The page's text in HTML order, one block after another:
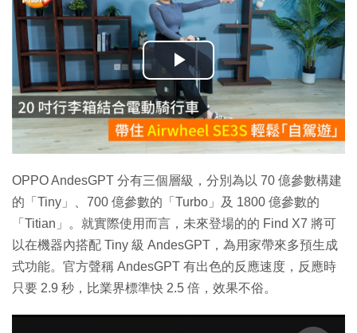
播
放
影
片
OPPO AndesGPT 分有三個層級，分別為以 70 億參數構建
的「Tiny」、700 億參數的「Turbo」及 1800 億參數的
「Titian」。就實際使用而言，未來登場的的 Find X7 將可
以在機器內搭配 Tiny 級 AndesGPT，為用家帶來多預生成
式功能。官方聲稱 AndesGPT 有出色的反應速度，反應時
只要 2.9 秒，比業界標準快 2.5 倍，效果不俗。